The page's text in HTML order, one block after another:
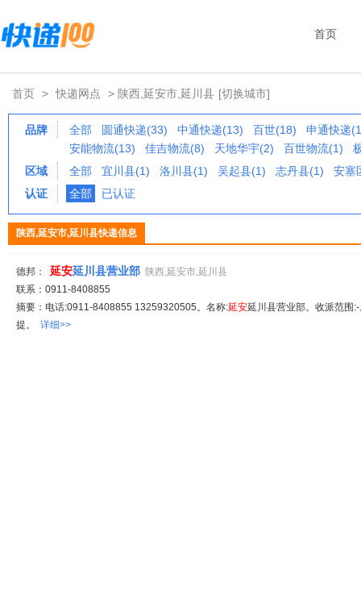
首页
首页 > 快递网点 > 陕西,延安市,延川县 [切换城市]
品牌 全部 圆通快递(33) 中通快递(13) 百世(18)
申通快递
安能物流(13)
佳吉物流(8) 天地华宇(2) 百世物流(1)
区域
全部 宜川县(1) 洛川县(1) 吴起县(1) 志丹县(1)
安塞
认证
全部 已认证
陕西,延安市,延川县快递信息
德邦： 延安延川县营业部 陕西,延安市,延川县
联系：0911-8408855
摘要：电话:0911-8408855 13259320505。名称:延安延川县营业部。收派范围
提。 详细>>